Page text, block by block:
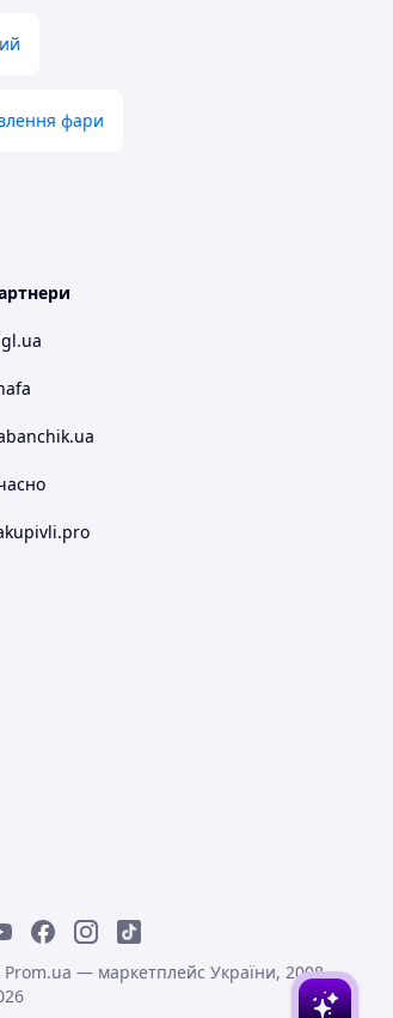
фари
— маркетплейс України, 2008-